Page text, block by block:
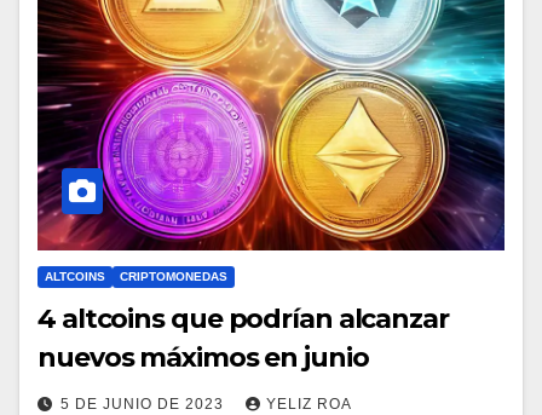
ALTCOINS CRIPTOMONEDAS
4 altcoins que podrían alcanzar
nuevos máximos en junio
5 DE JUNIO DE 2023 YELIZ ROA